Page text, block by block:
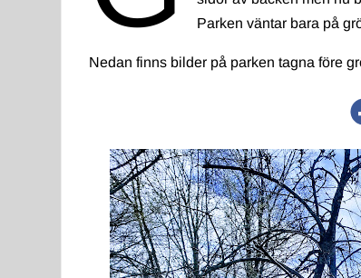
Parken väntar bara på
Nedan finns bilder på parken tagna före